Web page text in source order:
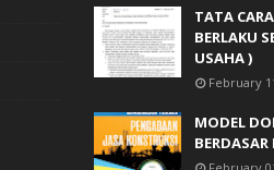
TATA
BERLAKU
USAHA )
February
MODEL
BERDASAR